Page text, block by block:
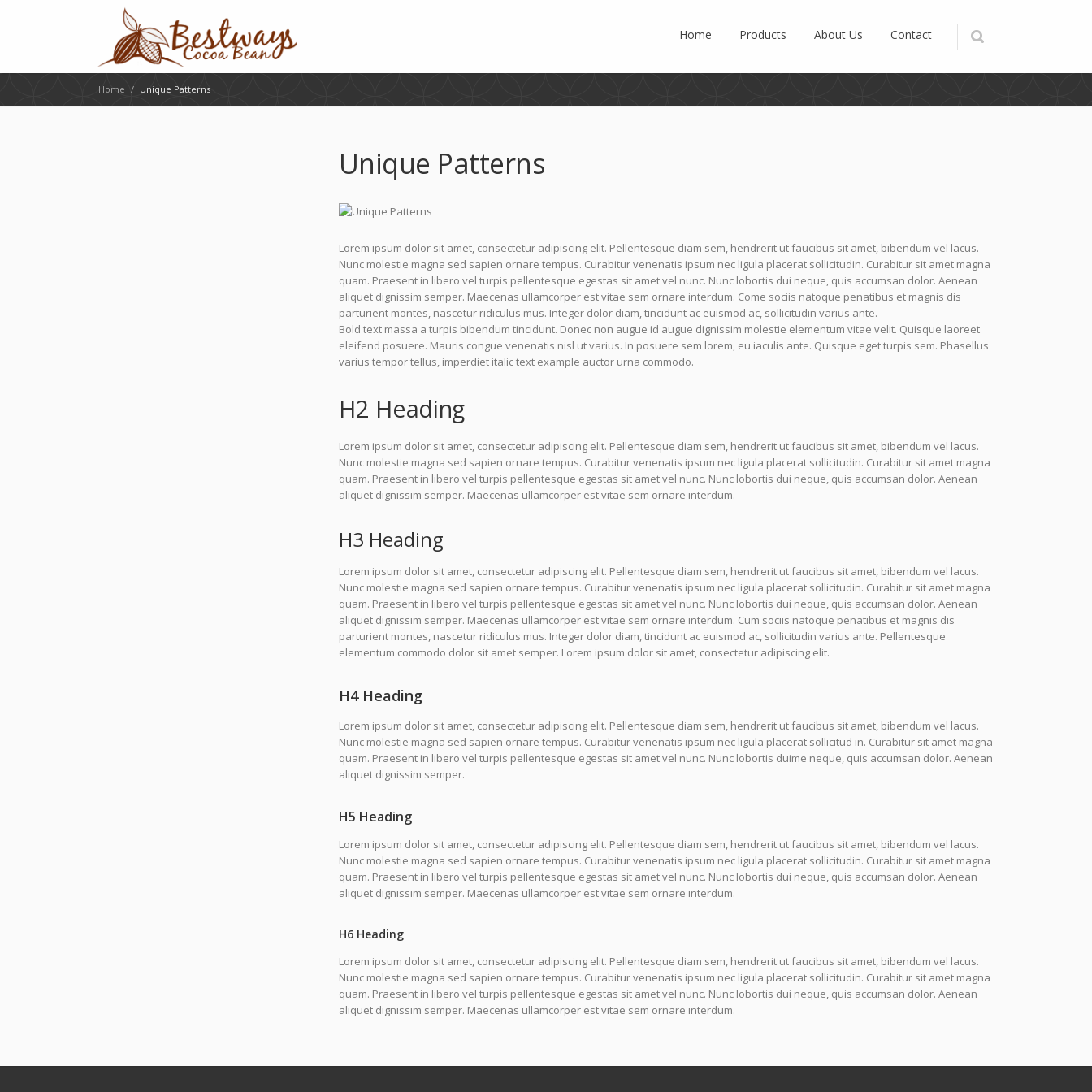
Home Products About Us Contact
Home / Unique Patterns
Unique Patterns
Lorem ipsum dolor sit amet, consectetur adipiscing elit. Pellentesque diam sem, hendrerit ut faucibus sit amet, bibendum vel lacus.
Nunc molestie magna sed sapien ornare tempus. Curabitur venenatis ipsum nec ligula placerat sollicitudin. Curabitur sit amet magna
quam. Praesent in libero vel turpis pellentesque egestas sit amet vel nunc. Nunc lobortis dui neque, quis accumsan dolor. Aenean
aliquet dignissim semper. Maecenas ullamcorper est vitae sem ornare interdum. Come sociis natoque penatibus et magnis dis
parturient montes, nascetur ridiculus mus. Integer dolor diam, tincidunt ac euismod ac, sollicitudin varius ante.
Bold text massa a turpis bibendum tincidunt. Donec non augue id augue dignissim molestie elementum vitae velit. Quisque laoreet
eleifend posuere. Mauris congue venenatis nisl ut varius. In posuere sem lorem, eu iaculis ante. Quisque eget turpis sem. Phasellus
varius tempor tellus, imperdiet italic text example auctor urna commodo.
H2 Heading
Lorem ipsum dolor sit amet, consectetur adipiscing elit. Pellentesque diam sem, hendrerit ut faucibus sit amet, bibendum vel lacus.
Nunc molestie magna sed sapien ornare tempus. Curabitur venenatis ipsum nec ligula placerat sollicitudin. Curabitur sit amet magna
quam. Praesent in libero vel turpis pellentesque egestas sit amet vel nunc. Nunc lobortis dui neque, quis accumsan dolor. Aenean
aliquet dignissim semper. Maecenas ullamcorper est vitae sem ornare interdum.
H3 Heading
Lorem ipsum dolor sit amet, consectetur adipiscing elit. Pellentesque diam sem, hendrerit ut faucibus sit amet, bibendum vel lacus.
Nunc molestie magna sed sapien ornare tempus. Curabitur venenatis ipsum nec ligula placerat sollicitudin. Curabitur sit amet magna
quam. Praesent in libero vel turpis pellentesque egestas sit amet vel nunc. Nunc lobortis dui neque, quis accumsan dolor. Aenean
aliquet dignissim semper. Maecenas ullamcorper est vitae sem ornare interdum. Cum sociis natoque penatibus et magnis dis
parturient montes, nascetur ridiculus mus. Integer dolor diam, tincidunt ac euismod ac, sollicitudin varius ante. Pellentesque
elementum commodo dolor sit amet semper. Lorem ipsum dolor sit amet, consectetur adipiscing elit.
H4 Heading
Lorem ipsum dolor sit amet, consectetur adipiscing elit. Pellentesque diam sem, hendrerit ut faucibus sit amet, bibendum vel lacus.
Nunc molestie magna sed sapien ornare tempus. Curabitur venenatis ipsum nec ligula placerat sollicitud in. Curabitur sit amet magna
quam. Praesent in libero vel turpis pellentesque egestas sit amet vel nunc. Nunc lobortis duime neque, quis accumsan dolor. Aenean
aliquet dignissim semper.
H5 Heading
Lorem ipsum dolor sit amet, consectetur adipiscing elit. Pellentesque diam sem, hendrerit ut faucibus sit amet, bibendum vel lacus.
Nunc molestie magna sed sapien ornare tempus. Curabitur venenatis ipsum nec ligula placerat sollicitudin. Curabitur sit amet magna
quam. Praesent in libero vel turpis pellentesque egestas sit amet vel nunc. Nunc lobortis dui neque, quis accumsan dolor. Aenean
aliquet dignissim semper. Maecenas ullamcorper est vitae sem ornare interdum.
H6 Heading
Lorem ipsum dolor sit amet, consectetur adipiscing elit. Pellentesque diam sem, hendrerit ut faucibus sit amet, bibendum vel lacus.
Nunc molestie magna sed sapien ornare tempus. Curabitur venenatis ipsum nec ligula placerat sollicitudin. Curabitur sit amet magna
quam. Praesent in libero vel turpis pellentesque egestas sit amet vel nunc. Nunc lobortis dui neque, quis accumsan dolor. Aenean
aliquet dignissim semper. Maecenas ullamcorper est vitae sem ornare interdum.